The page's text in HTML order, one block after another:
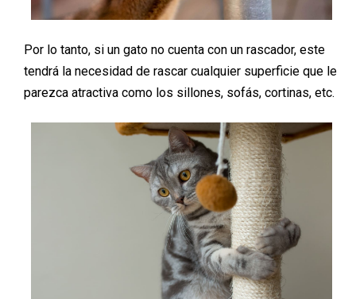
Por lo tanto, si un gato no cuenta con un rascador, este
tendrá la necesidad de rascar cualquier superficie que le
parezca atractiva como los sillones, sofás, cortinas, etc.